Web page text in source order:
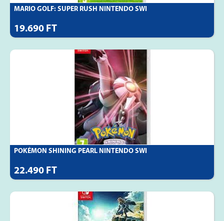
MARIO GOLF: SUPER RUSH NINTENDO SWI
19.690 FT
POKÉMON SHINING PEARL NINTENDO SWI
22.490 FT